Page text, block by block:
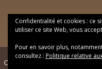
Copyright © 2026 Clé du
Confidentialité et cookies : ce
utiliser ce site Web, vous
Pour en savoir plus,
consultez : Politique relative